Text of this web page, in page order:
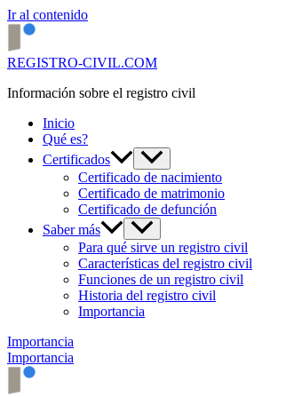
Ir al contenido
REGISTRO-CIVIL.COM
Información sobre el registro civil
Inicio
Qué es?
Certificados
Certificado de nacimiento
Certificado de matrimonio
Certificado de defunción
Saber más
Para qué sirve un registro civil
Características del registro civil
Funciones de un registro civil
Historia del registro civil
Importancia
Importancia
Importancia